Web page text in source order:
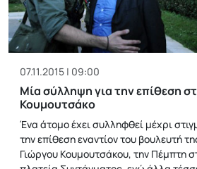
07.11.2015 | 09:00
Μία σύλληψη για την επίθεση
Κουμουτσάκο
Ένα άτομο έχει συλληφθεί μέχρι
την επίθεση εναντίον του βουλευτή
Γιώργου Κουμουτσάκου, την Πέμπτη